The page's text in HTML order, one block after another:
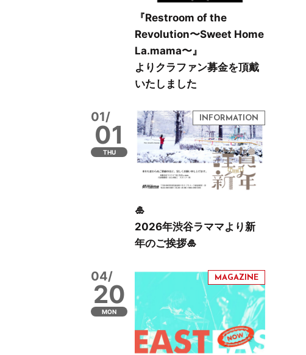
『Restroom of the
Revolution〜Sweet Home
La.mama〜』
よりクラファン募金を頂戴
いたしました
01/
01
THU
🎍
2026年渋谷ラママより新
年のご挨拶🎍
04/
20
MON